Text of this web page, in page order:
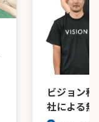
ビジョン
社による無